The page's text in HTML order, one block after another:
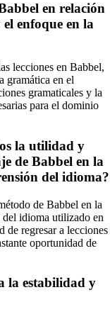
en relación
enfoque en la
lecciones en Babbel,
gramática en el
gramaticales y la
para el dominio
la utilidad y
de Babbel en la
del idioma?
de Babbel en la
del idioma utilizado en
de regresar a lecciones
oportunidad de
la estabilidad y